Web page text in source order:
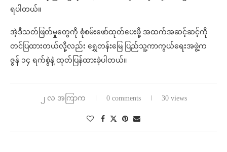
ရပါတယ်။
အဲ့ဒီသတ်ဖြတ်မှုတွေကို စုံစမ်းဖော်ထုတ်ပေးဖို့ အထက်အဆင့်ဆင့်ကို
တင်ပြထားတယ်လို့လည်း ရွှေတန်းမြေ ပြည်သူ့ကာကွယ်ရေးအဖွဲ့က
ဇွန် ၁၄ ရက်စွဲနဲ့ ထုတ်ပြန်ထားခဲ့ပါတယ်။
၂ လ အကြာက 0 comments 30 views